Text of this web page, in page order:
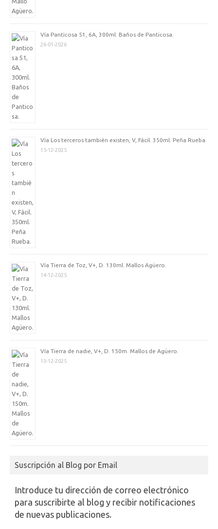
Vía Panticosa 51, 6A, 300ml. Baños de Panticosa.
26-01-2026
Vía Los terceros también existen, V, Fácil. 350ml. Peña Rueba.
15-12-2025
Vía Tierra de Toz, V+, D. 130ml. Mallos Agüero.
14-12-2025
Vía Tierra de nadie, V+, D. 150m. Mallos de Agüero.
13-12-2025
Suscripción al Blog por Email
Introduce tu dirección de correo electrónico
para suscribirte al blog y recibir notificaciones
de nuevas publicaciones.